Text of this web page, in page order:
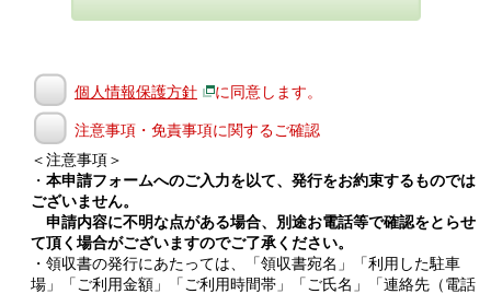
個人情報保護方針 に同意します。
注意事項・免責事項に関するご確認
＜注意事項＞
・ 本申請フォームへのご入力を以て、発行をお約束するものでは
ございません。
申請内容に不明な点がある場合、別途お電話等で確認をとらせ
て頂く場合がございますのでご了承ください。
・領収書の発行にあたっては、「領収書宛名」「利用した駐車
場」「ご利用金額」「ご利用時間帯」「ご氏名」「連絡先（電話